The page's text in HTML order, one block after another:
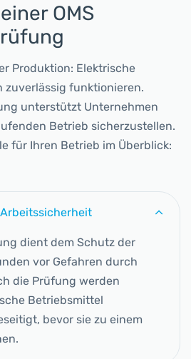
OMS
Produktion: Elektrische
zuverlässig funktionieren.
unterstützt Unternehmen
Betrieb sicherzustellen.
für Ihren Betrieb im Überblick:
dient dem Schutz der
vor Gefahren durch
die Prüfung werden
Betriebsmittel
bevor sie zu einem